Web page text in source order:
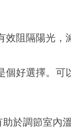
效阻隔陽光，
個好選擇。可
於調節室內溫